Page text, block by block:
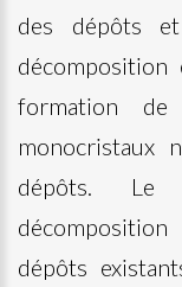
des dépôts
formation
monocristaux
dépôts. Le
dépôts